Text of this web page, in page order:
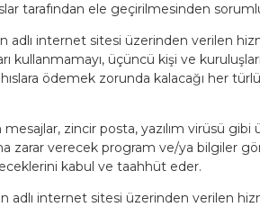
tarafından ele geçirilmesinden
adlı internet sitesi üzerinden verilen
kullanmamayı, üçüncü kişi ve
ödemek zorunda kalacağı her
zincir posta, yazılım virüsü
zarar verecek program ve/ya
kabul ve taahhüt eder.
adlı internet sitesi üzerinden verilen